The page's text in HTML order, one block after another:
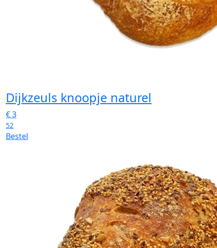
Dijkzeuls knoopje naturel
€3
52
Bestel